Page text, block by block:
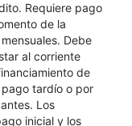
Requiere pago
de la
Debe
al corriente
de
tardío o por
Los
inicial y los